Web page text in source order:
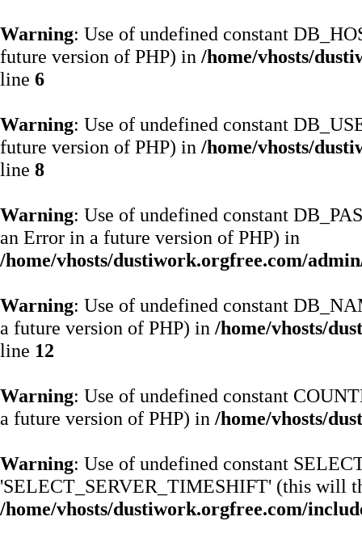
Warning: Use of undefined constant
future version of PHP) in /home/vhosts/
line 6
Warning: Use of undefined constant
future version of PHP) in /home/vhosts/
line 8
Warning: Use of undefined constant
an Error in a future version of PHP) in
/home/vhosts/dustiwork.orgfree.com/
Warning: Use of undefined constant
a future version of PHP) in /home/vhosts/
line 12
Warning: Use of undefined constant
a future version of PHP) in /home/vhosts/
Warning: Use of undefined constant
'SELECT_SERVER_TIMESHIFT' (this will
/home/vhosts/dustiwork.orgfree.com/